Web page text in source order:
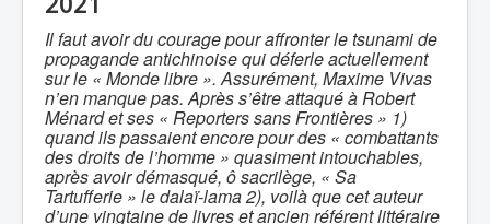
Il faut avoir du courage pour affronter le tsunami de
propagande antichinoise qui déferle actuellement
sur le « Monde libre ». Assurément, Maxime Vivas
n’en manque pas. Après s’être attaqué à Robert
Ménard et ses « Reporters sans Frontières » 1)
quand ils passaient encore pour des « combattants
des droits de l’homme » quasiment intouchables,
après avoir démasqué, ô sacrilège, « Sa
Tartufferie » le dalaï-lama 2), voilà que cet auteur
d’une vingtaine de livres et ancien référent littéraire